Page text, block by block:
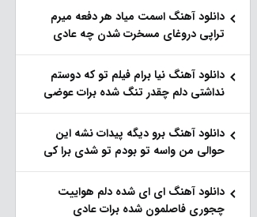
دانلود آهنگ اسمت میاد هر دفعه میرم
تراپی دروغای مسخرت شدن چه عادی
دانلود آهنگ نیا برام فیلم تو‌ که دوستم
نداشتی دلم چقدر تنگ شده برات عوضی
دانلود آهنگ برو دیگه پیدات نشه این
حوالی من واسه تو‌ بودم تو شدی برا کی
دانلود آهنگ ای ای شده دلم هواییت
چجوری فاصلمون شده برات عادی